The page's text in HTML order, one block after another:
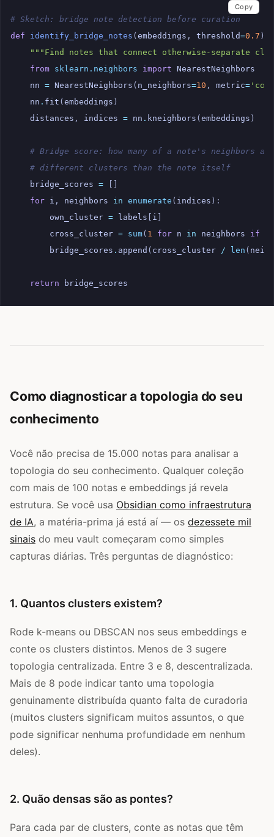
# Sketch: bridge note detection before curation
def
identify_bridge_notes ( embeddings , threshold=0.7 ):
"""Find notes that connect otherwise-separate
from sklearn.neighbors import NearestNeighbors
nn = NearestNeighbors ( n_neighbors=10 , metric=
nn . fit ( embeddings )
distances , indices = nn . kneighbors ( embeddings )
# Bridge score: how many of a note's neighbors
# different clusters than the note itself
bridge_scores =
for i , neighbors in enumerate ( indices ):
own_cluster = labels i
cross_cluster = sum( 1 for n in neighbors if
bridge_scores . append ( cross_cluster / len (
return bridge_scores
Copy
Como diagnosticar a topologia do seu
conhecimento
Você não precisa de 15.000 notas para analisar a
topologia do seu conhecimento. Qualquer coleção
com mais de 100 notas e embeddings já revela
estrutura. Se você usa Obsidian como infraestrutura
de IA, a matéria-prima já está aí — os dezessete mil
sinais do meu vault começaram como simples
capturas diárias. Três perguntas de diagnóstico:
1. Quantos clusters existem?
Rode k-means ou DBSCAN nos seus embeddings e
conte os clusters distintos. Menos de 3 sugere
topologia centralizada. Entre 3 e 8, descentralizada.
Mais de 8 pode indicar tanto uma topologia
genuinamente distribuída quanto falta de curadoria
(muitos clusters significam muitos assuntos, o que
pode significar nenhuma profundidade em nenhum
deles).
2. Quão densas são as pontes?
Para cada par de clusters, conte as notas que têm